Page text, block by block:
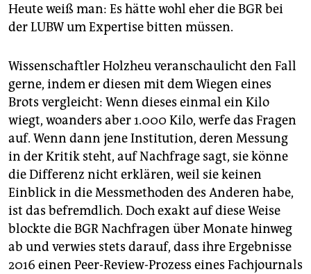
Heute weiß man: Es hätte wohl eher die BGR bei
der LUBW um Expertise bitten müssen.
Wissenschaftler Holzheu veranschaulicht den Fall
gerne, indem er diesen mit dem Wiegen eines
Brots vergleicht: Wenn dieses einmal ein Kilo
wiegt, woanders aber 1.000 Kilo, werfe das Fragen
auf. Wenn dann jene Institution, deren Messung
in der Kritik steht, auf Nachfrage sagt, sie könne
die Differenz nicht erklären, weil sie keinen
Einblick in die Messmethoden des Anderen habe,
ist das befremdlich. Doch exakt auf diese Weise
blockte die BGR Nachfragen über Monate hinweg
ab und verwies stets darauf, dass ihre Ergebnisse
2016 einen Peer-Review-Prozess eines Fachjournals